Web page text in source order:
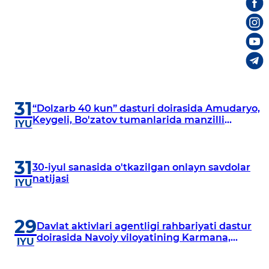
31
IYU
“Dolzarb 40 kun” dasturi doirasida Amudaryo,
Keygeli, Bo'zatov tumanlarida manzilli
31
IYU
30-iyul sanasida o'tkazilgan onlayn savdolar
natijasi
29
IYU
Davlat aktivlari agentligi rahbariyati dastur
doirasida Navoiy viloyatining Karmana,